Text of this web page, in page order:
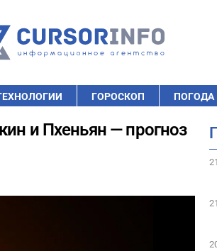
ГОРОСКОП ПОГОДА
и Пхеньян — прогноз